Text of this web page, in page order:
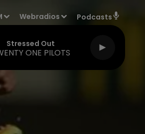
Webradios Podcasts
Stressed Out
ONE PILOTS